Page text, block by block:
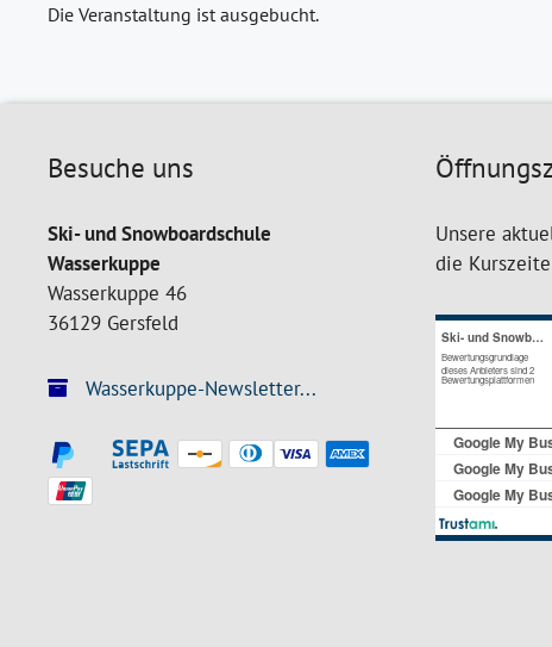
Die Veranstaltung ist ausgebucht.
Besuche uns
Ski- und Snowboardschule
Wasserkuppe
Wasserkuppe 46
36129 Gersfeld
Wasserkuppe-Newsletter...
Unsere
die